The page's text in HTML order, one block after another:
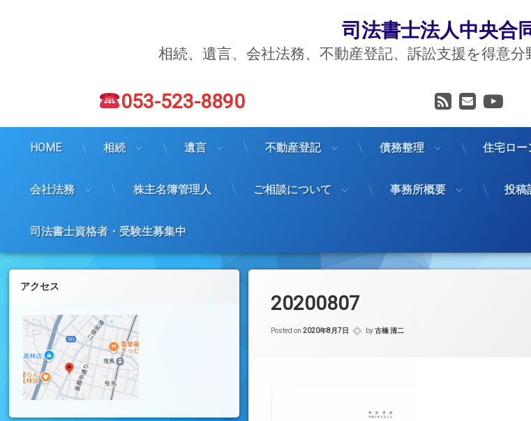
司法書士法人中央合
相続、遺言、会社法務、不動産登記、訴訟支援を得意
電話番号:
053-523-8890 RSSメー
HOME 相続 遺言 不動産登記 債務整理 住宅ロー
会社法務 株主名簿管理人 ご相談について 事務所概要 投稿
司法書士資格者・受験生募集中
20200807
Posted on 2020年8月7日 by古橋 清二
左サイドバー
アクセス